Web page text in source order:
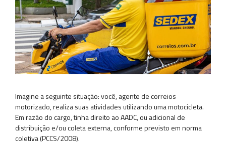
Imagine a seguinte situação: você, agente de correios
motorizado, realiza suas atividades utilizando uma motocicleta.
Em razão do cargo, tinha direito ao AADC, ou adicional de
distribuição e/ou coleta externa, conforme previsto em norma
coletiva (PCCS/2008).